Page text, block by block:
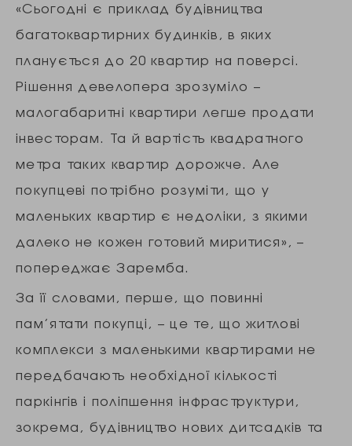
«Сьогодні є приклад будівництва
багатоквартирних будинків, в яких
планується до 20 квартир на поверсі.
Рішення девелопера зрозуміло –
малогабаритні квартири легше продати
інвесторам. Та й вартість квадратного
метра таких квартир дорожче. Але
покупцеві потрібно розуміти, що у
маленьких квартир є недоліки, з якими
далеко не кожен готовий миритися», –
попереджає Заремба.
За її словами, перше, що повинні
пам’ятати покупці, – це те, що житлові
комплекси з маленькими квартирами не
передбачають необхідної кількості
паркінгів і поліпшення інфраструктури,
зокрема, будівництво нових дитсадків та